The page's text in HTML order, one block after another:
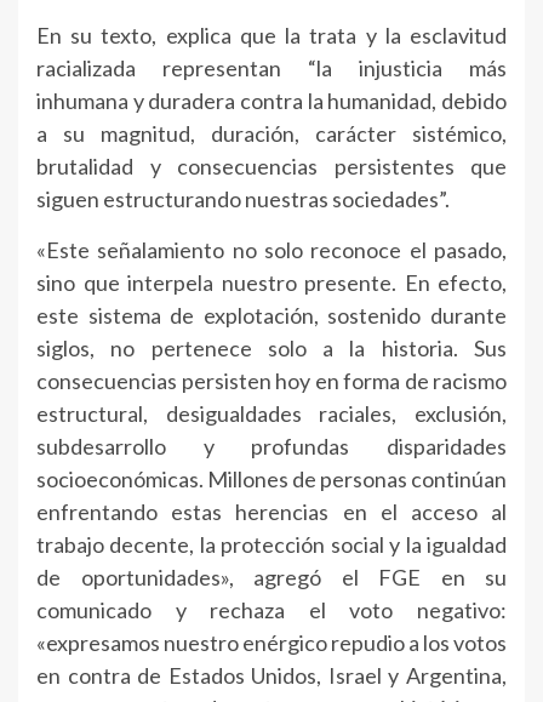
En su texto, explica que la trata y la esclavitud
racializada representan “la injusticia más
inhumana y duradera contra la humanidad, debido
a su magnitud, duración, carácter sistémico,
brutalidad y consecuencias persistentes que
siguen estructurando nuestras sociedades”.
«Este señalamiento no solo reconoce el pasado,
sino que interpela nuestro presente. En efecto,
este sistema de explotación, sostenido durante
siglos, no pertenece solo a la historia. Sus
consecuencias persisten hoy en forma de racismo
estructural, desigualdades raciales, exclusión,
subdesarrollo y profundas disparidades
socioeconómicas. Millones de personas continúan
enfrentando estas herencias en el acceso al
trabajo decente, la protección social y la igualdad
de oportunidades», agregó el FGE en su
comunicado y rechaza el voto negativo:
«expresamos nuestro enérgico repudio a los votos
en contra de Estados Unidos, Israel y Argentina,